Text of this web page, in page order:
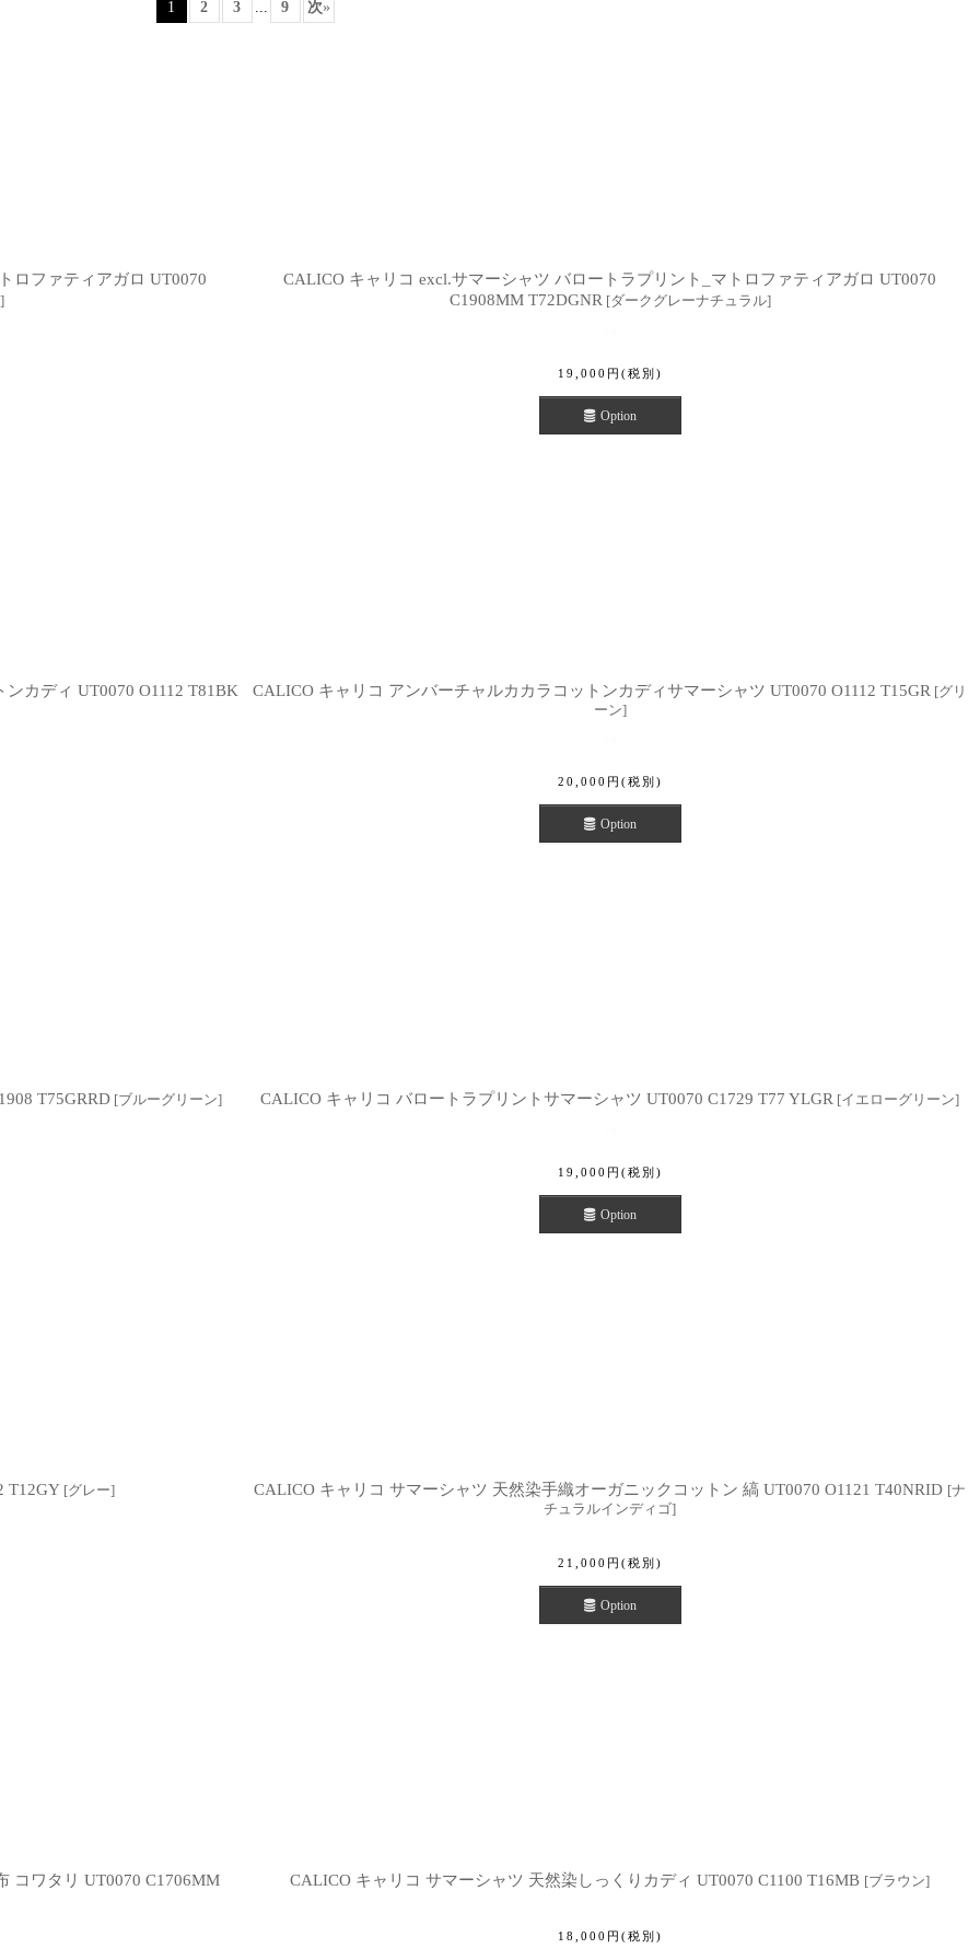
1 2 3 9 次»
ロファティアガロ UT0070
]
CALICO キャリコ excl.サマーシャツ バロートラプリント_マトロファティアガロ UT0070
C1908MM T72DGNR [ダークグレーナチュラル]
19,000 円 (税別)
Option
カディ UT0070 O1112 T81BK CALICO キャリコ アンバーチャルカカラコットンカディサマーシャツ UT0070 O1112 T15GR [グリ
ーン]
20,000 円 (税別)
Option
T75GRRD [ブルーグリーン] CALICO キャリコ バロートラプリントサマーシャツ UT0070 C1729 T77 YLGR [イエローグリーン]
19,000 円 (税別)
Option
T12GY [グレー] CALICO キャリコ サマーシャツ 天然染手織オーガニックコットン 縞 UT0070 O1121 T40NRID [ナ
チュラルインディゴ]
21,000 円 (税別)
Option
コワタリ UT0070 C1706MM
CALICO キャリコ サマーシャツ 天然染しっくりカディ UT0070 C1100 T16MB [ブラウン]
18,000 円 (税別)